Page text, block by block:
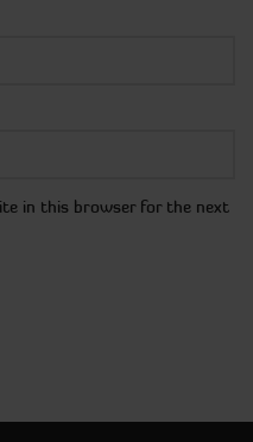
in this browser for the next